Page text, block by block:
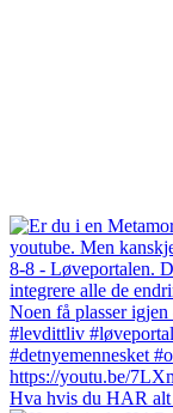
https://youtu.be/
Hva hvis du HAR alt